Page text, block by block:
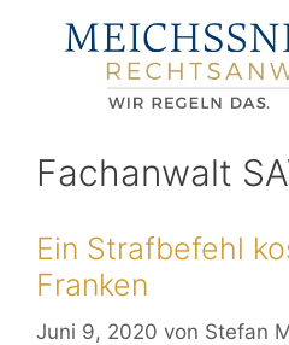
Fachanwalt
Ein Strafbefehl
Franken
Juni 9, 2020 von Stefan